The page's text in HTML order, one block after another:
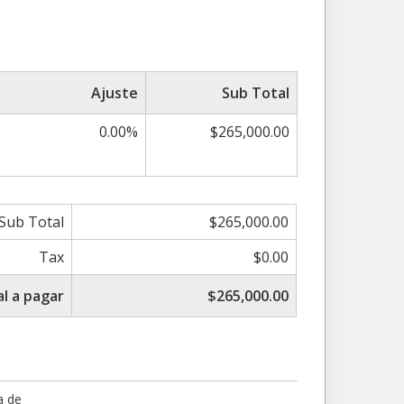
Ajuste
Sub Total
0.00%
$265,000.00
Total
$265,000.00
Tax
$0.00
a pagar
$265,000.00
de